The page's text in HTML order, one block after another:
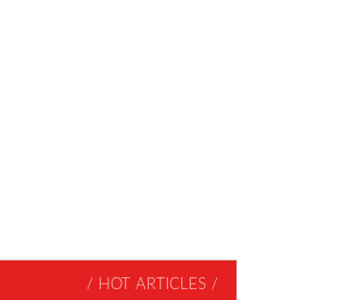
/ HOT ARTICLES /